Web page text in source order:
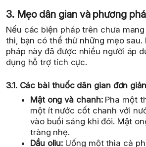
3. Mẹo dân gian và phương
Nếu các biện pháp trên chưa
thì, bạn có thể thử những mẹo sau.
pháp này đã được nhiều người áp
dụng hỗ trợ tích cực.
3.1. Các bài thuốc dân gian đơn giản
Mật ong và chanh:Pha một
một ít nước cốt chanh với
vào buổi sáng khi đói. Mật
tràng nhẹ.
Dầu oliu: Uống một thìa cà